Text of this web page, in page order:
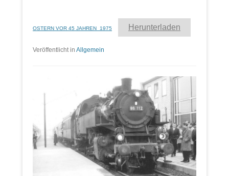
OSTERN VOR 45 JAHREN_1975 Herunterladen
Veröffentlicht in Allgemein